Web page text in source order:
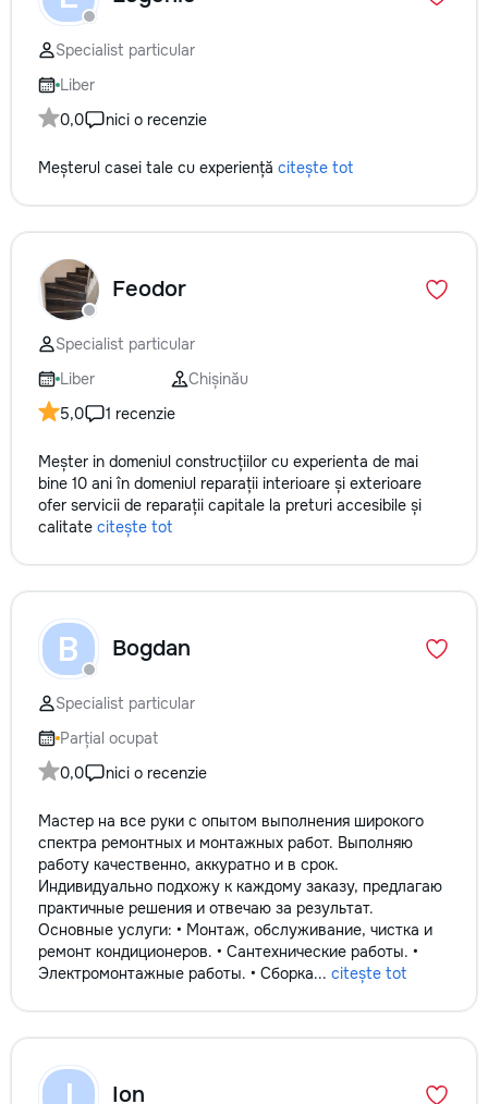
Specialist particular
Liber
0,0
nici o recenzie
Meșterul casei tale cu experiență citește tot
Feodor
Specialist particular
Liber
Chișinău
5,0
1 recenzie
Meșter in domeniul construcțiilor cu experienta de mai
bine 10 ani în domeniul reparații interioare și exterioare
ofer servicii de reparații capitale la preturi accesibile și
calitate citește tot
B Bogdan
Specialist particular
Parțial ocupat
0,0
nici o recenzie
Мастер на все руки с опытом выполнения широкого
спектра ремонтных и монтажных работ. Выполняю
работу качественно, аккуратно и в срок.
Индивидуально подхожу к каждому заказу, предлагаю
практичные решения и отвечаю за результат.
Основные услуги: • Монтаж, обслуживание, чистка и
ремонт кондиционеров. • Сантехнические работы. •
Электромонтажные работы. • Сборка... citește tot
I Ion